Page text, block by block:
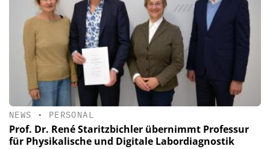
NEWS • PERSONAL
Prof. Dr. René Staritzbichler übernimmt Professur
für Physikalische und Digitale Labordiagnostik